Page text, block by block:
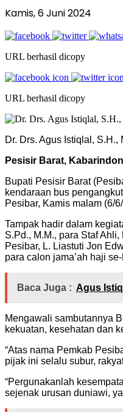
Kamis, 6 Juni 2024
URL berhasil dicopy
URL berhasil dicopy
Dr. Drs. Agus Istiqlal,
Pesisir Barat,
Bupati Pesisir Barat
kendaraan bus
Pesibar, Kamis malam (6/
Tampak hadir dalam
S.Pd., M.M., para Staf
Pesibar, L. Liastuti Jon
para calon jama’ah haji
Baca Juga : Agus
Mengawali sambutannya
kekuatan, kesehatan dan
“Atas nama Pemkab
pijak ini selalu subur,
“Pergunakanlah
sejenak urusan duniawi,